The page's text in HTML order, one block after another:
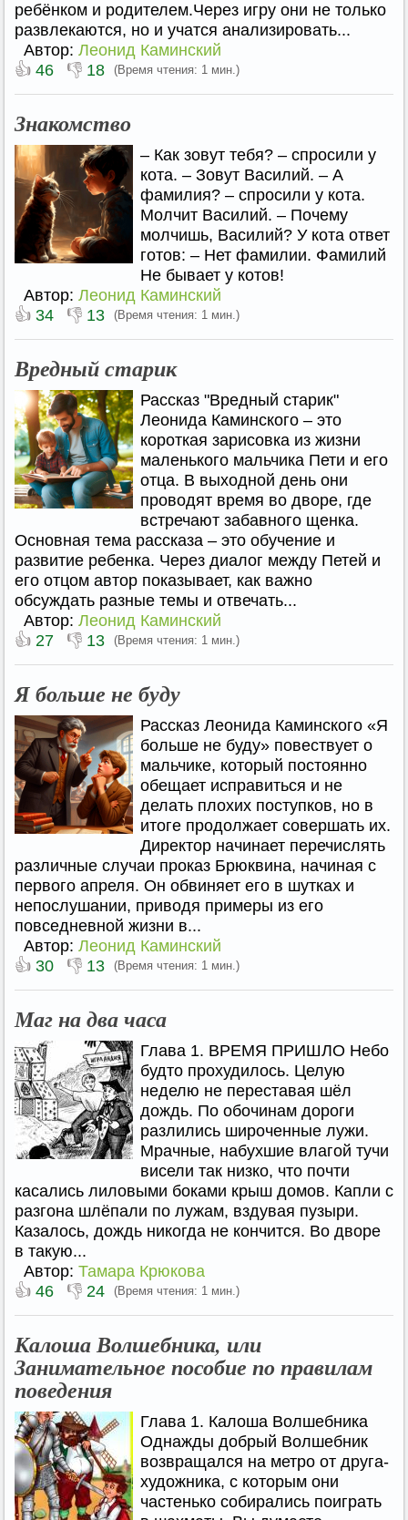
ребёнком и родителем.Через игру они не только
развлекаются, но и учатся анализировать...
Автор: Леонид Каминский
👍 46 👎 18 (Время чтения: 1 мин.)
Знакомство
– Как зовут тебя? – спросили у
кота. – Зовут Василий. – А
фамилия? – спросили у кота.
Молчит Василий. – Почему
молчишь, Василий? У кота ответ
готов: – Нет фамилии. Фамилий
Не бывает у котов!
Автор: Леонид Каминский
👍 34 👎 13 (Время чтения: 1 мин.)
Вредный старик
Рассказ "Вредный старик"
Леонида Каминского – это
короткая зарисовка из жизни
маленького мальчика Пети и его
отца. В выходной день они
проводят время во дворе, где
встречают забавного щенка.
Основная тема рассказа – это обучение и
развитие ребенка. Через диалог между Петей и
его отцом автор показывает, как важно
обсуждать разные темы и отвечать...
Автор: Леонид Каминский
👍 27 👎 13 (Время чтения: 1 мин.)
Я больше не буду
Рассказ Леонида Каминского «Я
больше не буду» повествует о
мальчике, который постоянно
обещает исправиться и не
делать плохих поступков, но в
итоге продолжает совершать их.
Директор начинает перечислять
различные случаи проказ Брюквина, начиная с
первого апреля. Он обвиняет его в шутках и
непослушании, приводя примеры из его
повседневной жизни в...
Автор: Леонид Каминский
👍 30 👎 13 (Время чтения: 1 мин.)
Маг на два часа
Глава 1. ВРЕМЯ ПРИШЛО Небо
будто прохудилось. Целую
неделю не переставая шёл
дождь. По обочинам дороги
разлились широченные лужи.
Мрачные, набухшие влагой тучи
висели так низко, что почти
касались лиловыми боками крыш домов. Капли с
разгона шлёпали по лужам, вздувая пузыри.
Казалось, дождь никогда не кончится. Во дворе
в такую...
Автор: Тамара Крюкова
👍 46 👎 24 (Время чтения: 1 мин.)
Калоша Волшебника, или
Занимательное пособие по правилам
поведения
Глава 1. Калоша Волшебника
Однажды добрый Волшебник
возвращался на метро от друга-
художника, с которым они
частенько собирались поиграть